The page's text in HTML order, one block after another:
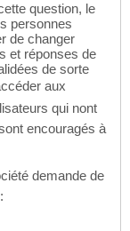
question, le
personnes
de changer
et réponses de
de sorte
aux
qui nont
encouragés à
demande de